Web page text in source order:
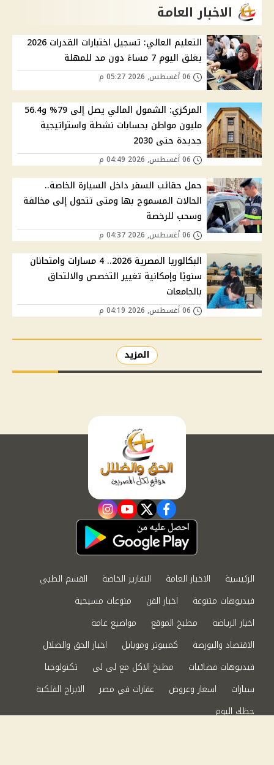
الاخبار العامة
التعليم العالي: تسجيل اختبارات القدرات 2026
يغلق اليوم 7 مساءً دون مد للمهلة
المركزي: الشمول المالي يصل إلى 79% و56.4
مليون مواطن بحسابات نشطة واستراتيجية
جديدة حتى 2030
حمل حقائب السفر داخل السيارة الخاصة..
الحالات المسموح بها ومتى تتحول إلى مخالفة
وسحب للرخصة
البكالوريا المصرية 2026.. 4 مسارات وامتحانان
سنويًا وإمكانية تغيير التخصص والالتحاق
بالجامعات
المزيد
facebook
twitter
youtube
instagram
الرئيسية الاخبار العامة التقارير الخاصة
القسم الطبي
فيديوهات متنوعة
اخبار الفن
منوعات مسيحية
اخبار الرياضة
مطبخ الموقع
مواضيع عامة
الاقتصاد والبورصة
كمبيوتر وموبايل
اخبار الحق والضلال
فيديوهات فضائيات
مطبخ الاكل مع لى لى
تكنولوجيا
سيارات
اسعار وعروض عقارات في مصر
الابراج الفلكية
حظك اليوم